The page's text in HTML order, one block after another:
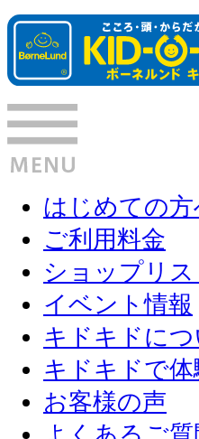
はじめての方
ご利用料金
ショップリス
イベント情報
キドキドにつ
キドキドで
お客様の声